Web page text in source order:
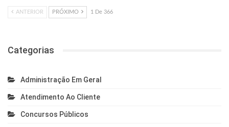
ANTERIOR PRÓXIMO 1 De 366
Categorias
Administração Em Geral
Atendimento Ao Cliente
Concursos Públicos